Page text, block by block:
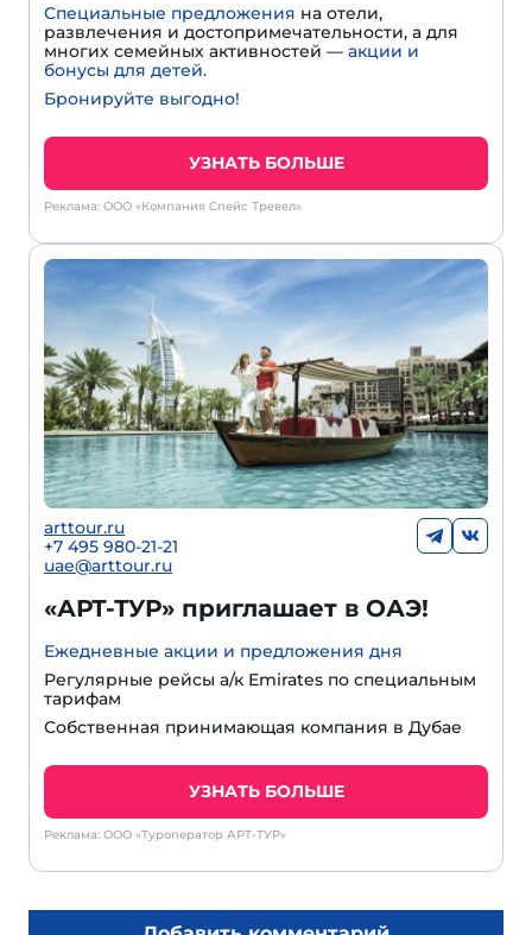
Специальные предложения на отели,
развлечения и достопримечательности, а для
многих семейных активностей — акции и
бонусы для детей.
Бронируйте выгодно!
УЗНАТЬ БОЛЬШЕ
Реклама: ООО «Компания Спейс Тревел»
arttour.ru
+7 495 980-21-21
uae@arttour.ru
«АРТ-ТУР» приглашает в ОАЭ!
Ежедневные акции и предложения дня
Регулярные рейсы а/к Emirates по специальным
тарифам
Собственная принимающая компания в Дубае
УЗНАТЬ БОЛЬШЕ
Реклама: ООО «Туроператор АРТ-ТУР»